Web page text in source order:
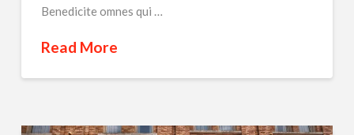
Benedicite omnes qui …
Read More